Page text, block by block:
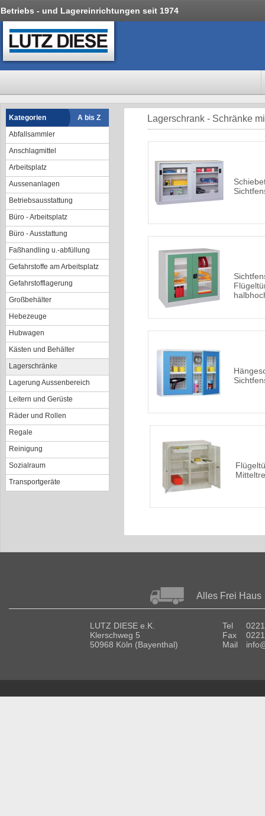
Betriebs - und Lagereinrichtungen seit 1974
Kategorien
A bis Z
Abfallsammler
Anschlagmittel
Arbeitsplatz
Aussenanlagen
Betriebsausstattung
Büro - Arbeitsplatz
Büro - Ausstattung
Faßhandling u.-abfüllung
Gefahrstoffe am Arbeitsplatz
Gefahrstofflagerung
Großbehälter
Hebezeuge
Hubwagen
Kästen und Behälter
Lagerschränke
Lagerung Aussenbereich
Leitern und Gerüste
Räder und Rollen
Regale
Reinigung
Sozialraum
Transportgeräte
Lagerschrank - Schränke
Alles Frei Haus
LUTZ DIESE e.K.
Klerschweg 5
50968 Köln (Bayenthal)
Tel
Fax
Mail